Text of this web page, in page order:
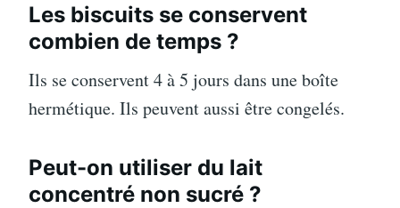
Les biscuits se conservent
combien de temps ?
Ils se conservent 4 à 5 jours dans une boîte
hermétique. Ils peuvent aussi être congelés.
Peut-on utiliser du lait
concentré non sucré ?